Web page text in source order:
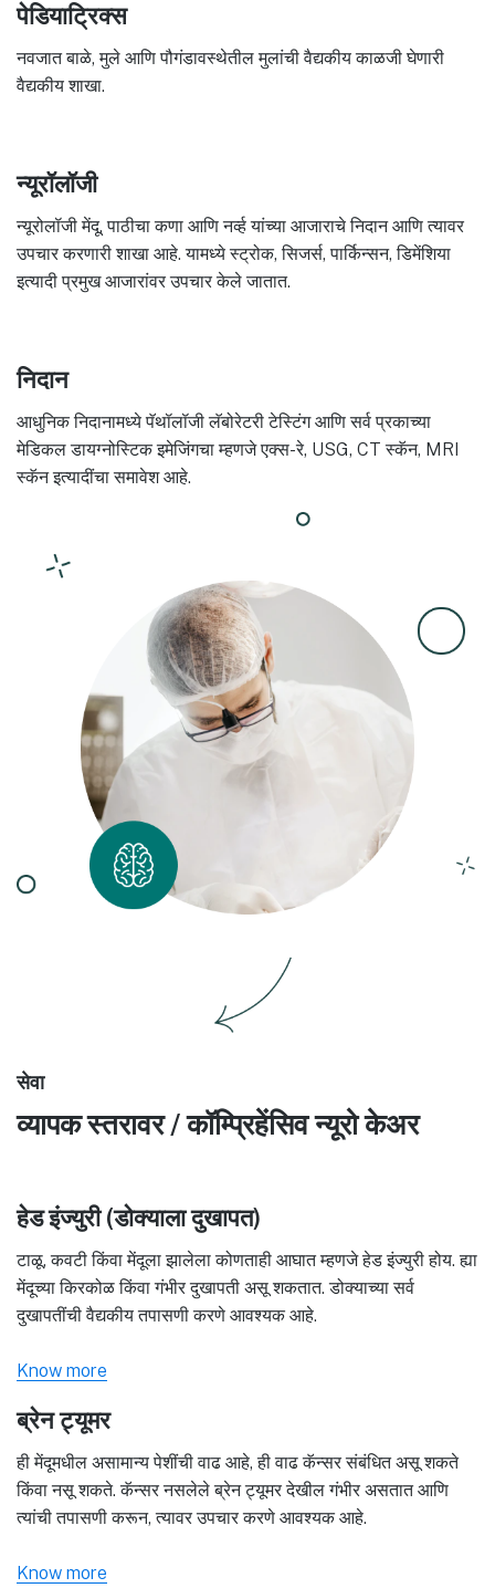
पेडियाट्रिक्स
नवजात बाळे, मुले आणि पौगंडावस्थेतील मुलांची वैद्यकीय काळजी घेणारी
वैद्यकीय शाखा.
न्यूरॉलॉजी
न्यूरोलॉजी मेंदू, पाठीचा कणा आणि नर्व्ह यांच्या आजाराचे निदान आणि त्यावर
उपचार करणारी शाखा आहे. यामध्ये स्ट्रोक, सिजर्स, पार्किन्सन, डिमेंशिया
इत्यादी प्रमुख आजारांवर उपचार केले जातात.
निदान
आधुनिक निदानामध्ये पॅथॉलॉजी लॅबोरेटरी टेस्टिंग आणि सर्व प्रकाच्या
मेडिकल डायग्नोस्टिक इमेजिंगचा म्हणजे एक्स-रे, USG, CT स्कॅन, MRI
स्कॅन इत्यादींचा समावेश आहे.
सेवा
व्यापक स्तरावर / कॉम्प्रिहेंसिव न्यूरो केअर
हेड इंज्युरी (डोक्याला दुखापत)
टाळू, कवटी किंवा मेंदूला झालेला कोणताही आघात म्हणजे हेड इंज्युरी होय. ह्या
मेंदूच्या किरकोळ किंवा गंभीर दुखापती असू शकतात. डोक्याच्या सर्व
दुखापतींची वैद्यकीय तपासणी करणे आवश्यक आहे.
Know more
ब्रेन ट्यूमर
ही मेंदूमधील असामान्य पेशींची वाढ आहे, ही वाढ कॅन्सर संबंधित असू शकते
किंवा नसू शकते. कॅन्सर नसलेले ब्रेन ट्यूमर देखील गंभीर असतात आणि
त्यांची तपासणी करून, त्यावर उपचार करणे आवश्यक आहे.
Know more